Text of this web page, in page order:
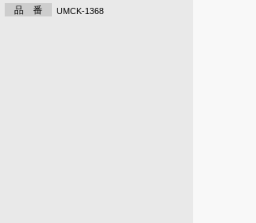
品 番 UMCK-1368